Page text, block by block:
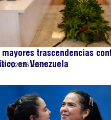
mayores trascendencias
en Venezuela
7, 202618:52